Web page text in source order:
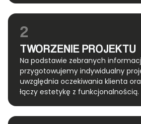
2
TWORZENIE PROJEKTU
Na podstawie zebranych
przygotowujemy indywidualny
uwzględnia oczekiwania klienta
łączy estetykę z funkcjonalnością.